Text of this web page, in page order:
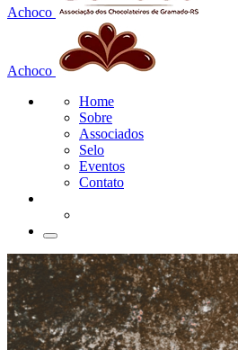
Achoco
Achoco
Home
Sobre
Associados
Selo
Eventos
Contato